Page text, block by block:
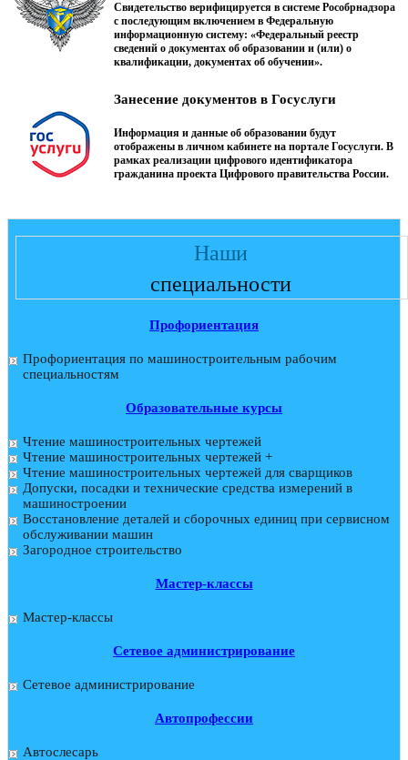
Свидетельство верифицируется в системе Рособрнадзора
с последующим включением в Федеральную
информационную систему: «Федеральный реестр
сведений о документах об образовании и (или) о
квалификации, документах об обучении».
Занесение документов в Госуслуги
Информация и данные об образовании будут
отображены в личном кабинете на портале Госуслуги. В
рамках реализации цифрового идентификатора
гражданина проекта Цифрового правительства России.
Наши
специальности
Профориентация
Профориентация по машиностроительным рабочим
специальностям
Образовательные курсы
Чтение машиностроительных чертежей
Чтение машиностроительных чертежей +
Чтение машиностроительных чертежей для сварщиков
Допуски, посадки и технические средства измерений в
машиностроении
Восстановление деталей и сборочных единиц при сервисном
обслуживании машин
Загородное строительство
Мастер-классы
Мастер-классы
Сетевое администрирование
Сетевое администрирование
Автопрофессии
Автослесарь